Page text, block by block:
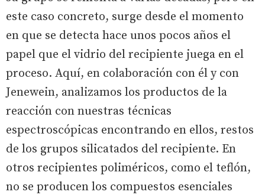
este caso concreto, surge desde el momento
en que se detecta hace unos pocos años el
papel que el vidrio del recipiente juega en el
proceso. Aquí, en colaboración con él y con
Jenewein, analizamos los productos de la
reacción con nuestras técnicas
espectroscópicas encontrando en ellos, restos
de los grupos silicatados del recipiente. En
otros recipientes poliméricos, como el teflón,
no se producen los compuestos esenciales